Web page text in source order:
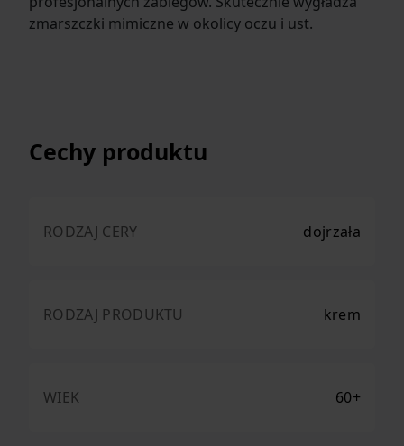
zmarszczki mimiczne w okolicy oczu i ust.
Cechy produktu
RODZAJ CERY dojrzała
RODZAJ PRODUKTU krem
WIEK 60+